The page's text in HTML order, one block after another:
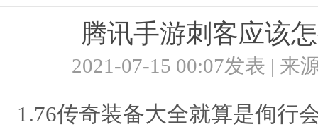
腾讯手游刺客应该
2021-07-15 00:07发表 | 来
1.76传奇装备大全就算是侚行